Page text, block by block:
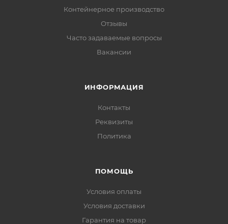
Контейнерное производство
Отзывы
Часто задаваемые вопросы
Вакансии
ИНФОРМАЦИЯ
Контакты
Реквизиты
Политика
ПОМОЩЬ
Условия оплаты
Условия доставки
Гарантия на товар